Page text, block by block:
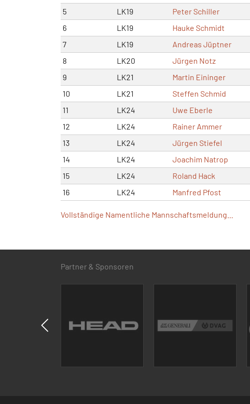
5
LK19 Peter Schiller
6
LK19 Hauke Schmidt
7
LK19 Andreas Jüptner
8
LK20 Jürgen Notz
9
LK21 Martin Eininger
10
LK21 Steffen Schmid
11
LK24 Uwe Eberle
12
LK24 Rainer Ammer
13
LK24 Jürgen Stiefel
14
LK24 Joachim Natrop
15
LK24 Roland Hack
16
LK24 Manfred Pfost
Vollständige Namentliche Mannschaftsmeldung...
Partner & Sponsoren